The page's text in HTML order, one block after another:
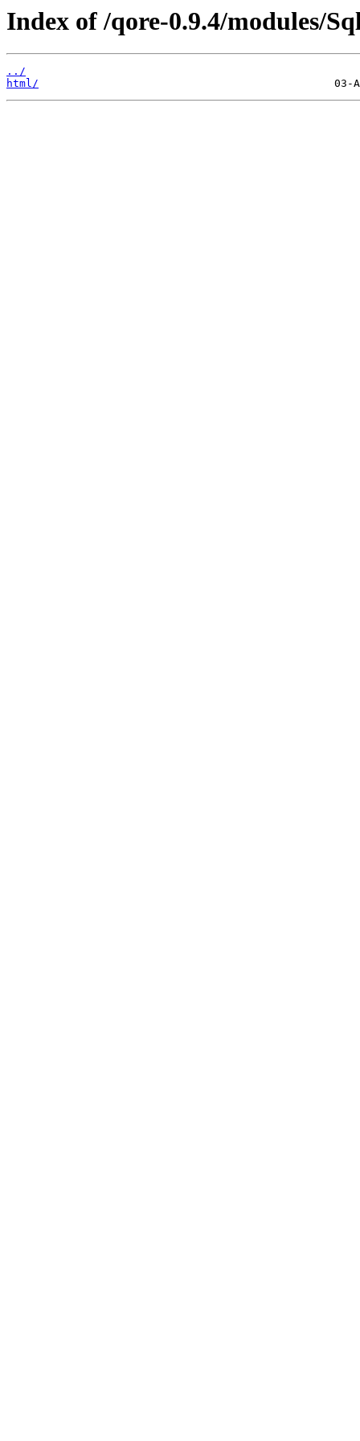
Index of /qore-0.9.4/modules/
../
html/